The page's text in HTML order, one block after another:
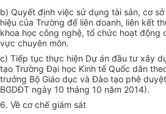
b) Quyết định việc sử dụng tài sản, cơ
hiệu của Trường để liên doanh, liên kết
khoa học công nghệ, tổ chức hoạt động
vực chuyên môn.
c) Tiếp tục thực hiện Dự án đầu tư xây
tạo Trường Đại học Kinh tế Quốc dân
trưởng Bộ Giáo dục và Đào tạo phê
BGDĐT ngày 10 tháng 10 năm 2014).
6. Về cơ chế giám sát